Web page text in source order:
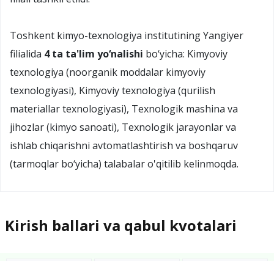
Toshkent kimyo-texnologiya institutining Yangiyer
filialida 4 ta ta'lim yo‘nalishi bo‘yicha: Kimyoviy
texnologiya (noorganik moddalar kimyoviy
texnologiyasi), Kimyoviy texnologiya (qurilish
materiallar texnologiyasi), Texnologik mashina va
jihozlar (kimyo sanoati), Texnologik jarayonlar va
ishlab chiqarishni avtomatlashtirish va boshqaruv
(tarmoqlar bo‘yicha) talabalar o'qitilib kelinmoqda.
Kirish ballari va qabul kvotalari